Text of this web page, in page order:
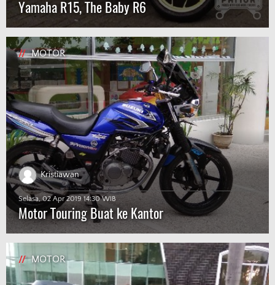
Yamaha R15, The Baby R6
// MOTOR
Kristiawan
Selasa, 02 Apr 2019 14:30 WIB
Motor Touring Buat ke Kantor
// MOTOR